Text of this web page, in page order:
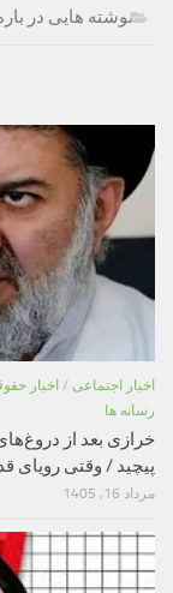
نوشته هایی در
اخبار اجتماعی / اخبار
رسانه ها
خرازی بعد از
پیچید / وقتی رویای
مرداد 16, 1405